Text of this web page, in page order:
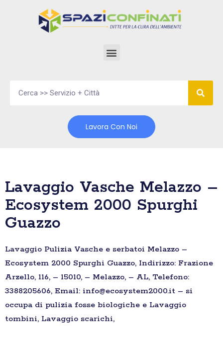
Lavora Con Noi
Lavaggio Vasche Melazzo –
Ecosystem 2000 Spurghi
Guazzo
Lavaggio Pulizia Vasche e serbatoi Melazzo –
Ecosystem 2000 Spurghi Guazzo, Indirizzo: Frazione
Arzello, 116, – 15010, – Melazzo, – AL, Telefono:
3388205606, Email: info@ecosystem2000.it – si
occupa di pulizia fosse biologiche e Lavaggio
tombini, Lavaggio scarichi,